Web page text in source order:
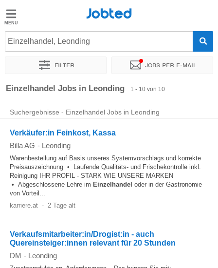
Jobted
Jobs
Jobted
Einzelhandel, Leonding
Filter Jobs per e-mail
Sortieren nach Genauer Standort Unternehmen
Einzelhandel Jobs in Leonding 1 - 10 von 10
Suchergebnisse - Einzelhandel Jobs in Leonding
Verkäufer:in Feinkost, Kassa
Billa AG - Leonding
Warenbestellung auf Basis unseres Systemvorschlags und korrekte
Preisauszeichnung • Laufende Qualitäts- und Frischekontrolle inkl.
Reinigung IHR PROFIL - STARK WIE UNSERE MARKEN
• Abgeschlossene Lehre im Einzelhandel oder in der Gastronomie
von Vorteil...
karriere.at - 2 Tage alt
Verkaufsmitarbeiter:in/Drogist:in - auch
Quereinsteiger:innen relevant für 20 Stunden
DM - Leonding